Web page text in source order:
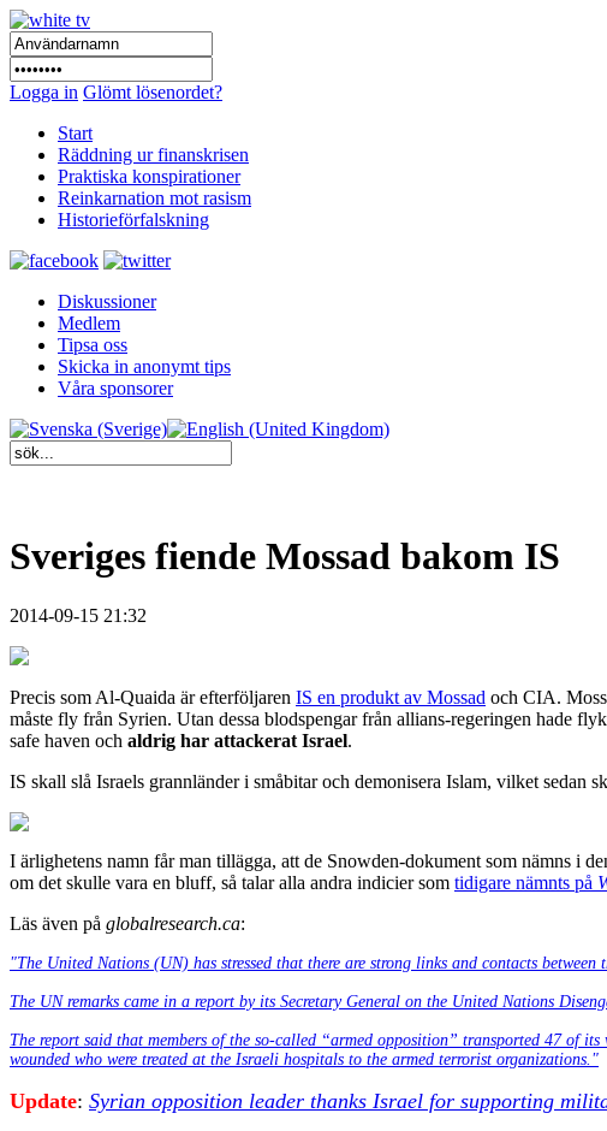
Logga in Glömt lösenordet?
Start
Räddning ur finanskrisen
Praktiska konspirationer
Reinkarnation mot rasism
Historieförfalskning
Diskussioner
Medlem
Tipsa oss
Skicka in anonymt tips
Våra sponsorer
Sveriges fiende Mossad bakom IS
2014-09-15 21:32
Precis som Al-Quaida är efterföljaren IS en produkt av Mossad och CIA.
måste fly från Syrien. Utan dessa blodspengar från allians-regeringen hade
safe haven och aldrig har attackerat Israel.
IS skall slå Israels grannländer i småbitar och demonisera Islam, vilket
I ärlighetens namn får man tillägga, att de Snowden-dokument som nämns i
om det skulle vara en bluff, så talar alla andra indicier som tidigare nämnts på
Läs även på globalresearch.ca:
"The United Nations (UN) has stressed that there are strong links and contacts
The UN remarks came in a report by its Secretary General on the United Nations
The report said that members of the so-called “armed opposition” transported 47 of
wounded who were treated at the Israeli hospitals to the armed terrorist organizations."
Update: Syrian opposition leader thanks Israel for supporting